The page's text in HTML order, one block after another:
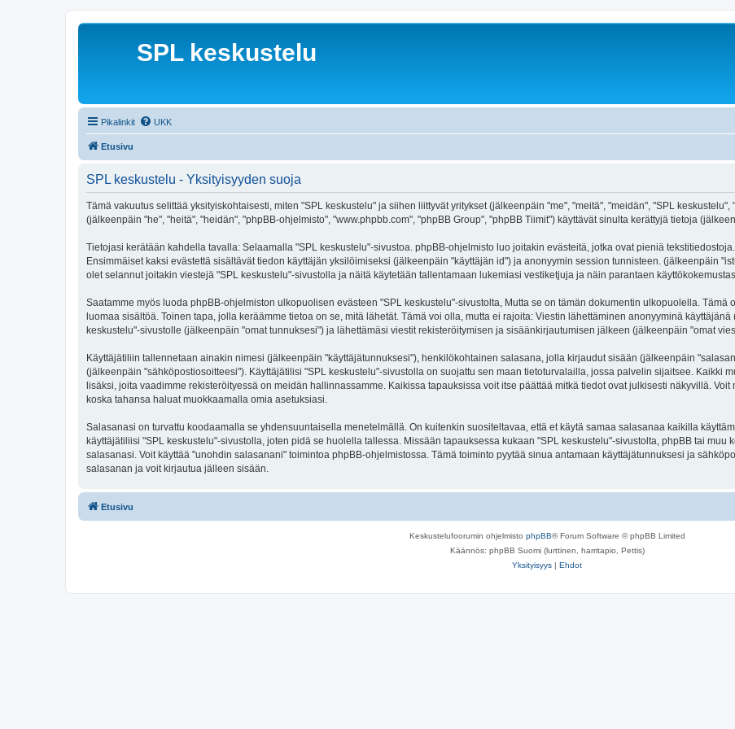
SPL keskustelu
Pikalinkit UKK
Etusivu
SPL keskustelu - Yksityisyyden suoja
Tämä vakuutus selittää yksityiskohtaisesti, miten "SPL keskustelu" ja siihen liittyvät yritykset (jälkeenpäin "me", "meitä", "meidän", "SPL
(jälkeenpäin "he", "heitä", "heidän", "phpBB-ohjelmisto", "www.phpbb.com", "phpBB Group", "phpBB Tiimit") käyttävät sinulta kerättyjä tietoja
Tietojasi kerätään kahdella tavalla: Selaamalla "SPL keskustelu"-sivustoa. phpBB-ohjelmisto luo joitakin evästeitä, jotka ovat pieniä
Ensimmäiset kaksi evästettä sisältävät tiedon käyttäjän yksilöimiseksi (jälkeenpäin "käyttäjän id") ja anonyymin session tunnisteen. (jälkeenpäin
olet selannut joitakin viestejä "SPL keskustelu"-sivustolla ja näitä käytetään tallentamaan lukemiasi vestiketjuja ja näin parantaen
Saatamme myös luoda phpBB-ohjelmiston ulkopuolisen evästeen "SPL keskustelu"-sivustolta, Mutta se on tämän dokumentin ulkopuolella.
luomaa sisältöä. Toinen tapa, jolla keräämme tietoa on se, mitä lähetät. Tämä voi olla, mutta ei rajoita: Viestin lähettäminen anonyyminä
keskustelu"-sivustolle (jälkeenpäin "omat tunnuksesi") ja lähettämäsi viestit rekisteröitymisen ja sisäänkirjautumisen jälkeen (jälkeenpäin "omat
Käyttäjätiliin tallennetaan ainakin nimesi (jälkeenpäin "käyttäjätunnuksesi"), henkilökohtainen salasana, jolla kirjaudut sisään (jälkeenpäin
(jälkeenpäin "sähköpostiosoitteesi"). Käyttäjätilisi "SPL keskustelu"-sivustolla on suojattu sen maan tietoturvalailla, jossa palvelin sijaitsee. Kaikki
lisäksi, joita vaadimme rekisteröityessä on meidän hallinnassamme. Kaikissa tapauksissa voit itse päättää mitkä tiedot ovat julkisesti näkyvillä.
koska tahansa haluat muokkaamalla omia asetuksiasi.
Salasanasi on turvattu koodaamalla se yhdensuuntaisella menetelmällä. On kuitenkin suositeltavaa, että et käytä samaa salasanaa kaikilla
käyttäjätiliisi "SPL keskustelu"-sivustolla, joten pidä se huolella tallessa. Missään tapauksessa kukaan "SPL keskustelu"-sivustolta, phpBB tai
salasanasi. Voit käyttää "unohdin salasanani" toimintoa phpBB-ohjelmistossa. Tämä toiminto pyytää sinua antamaan käyttäjätunnuksesi ja
salasanan ja voit kirjautua jälleen sisään.
Etusivu
Keskustelufoorumin ohjelmisto phpBB® Forum Software © phpBB Limited
Käännös: phpBB Suomi (lurttinen, harritapio, Pettis)
Yksityisyys | Ehdot